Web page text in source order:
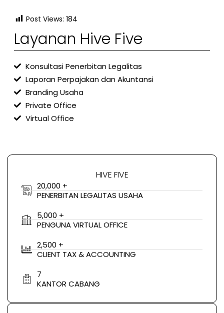
Post Views: 184
Layanan Hive Five
Konsultasi Penerbitan Legalitas
Laporan Perpajakan dan Akuntansi
Branding Usaha
Private Office
Virtual Office
HIVE FIVE
20,000 +
PENERBITAN LEGALITAS USAHA
5,000 +
PENGUNA VIRTUAL OFFICE
2,500 +
CLIENT TAX & ACCOUNTING
7
KANTOR CABANG